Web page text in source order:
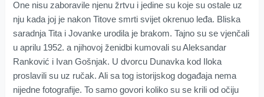
One nisu zaboravile njenu žrtvu i jedine su koje su ostale uz
nju kada joj je nakon Titove smrti svijet okrenuo leđa. Bliska
saradnja Tita i Jovanke urodila je brakom. Tajno su se vjenčali
u aprilu 1952. a njihovoj ženidbi kumovali su Aleksandar
Ranković i Ivan Gošnjak. U dvorcu Dunavka kod Iloka
proslavili su uz ručak. Ali sa tog istorijskog događaja nema
nijedne fotografije. To samo govori koliko su se krili od očiju